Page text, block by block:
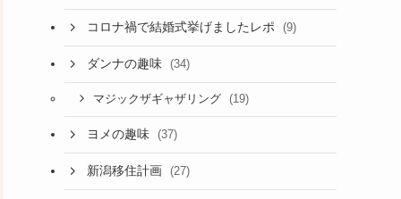
コロナ禍で結婚式挙げましたレポ (9)
ダンナの趣味 (34)
マジックザギャザリング (19)
ヨメの趣味 (37)
新潟移住計画 (27)